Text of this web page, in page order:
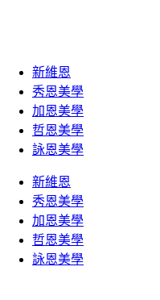
新維恩
秀恩美學
加恩美學
哲恩美學
詠恩美學
新維恩
秀恩美學
加恩美學
哲恩美學
詠恩美學